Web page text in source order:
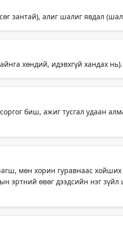
зантай), алиг шалиг явдал
хөндий, идэвхгүй хандах нь).
биш, ажиг тусгал удаан
мөн хорин гуравнаас хойших
эртний өвөг дээдсийн нэг